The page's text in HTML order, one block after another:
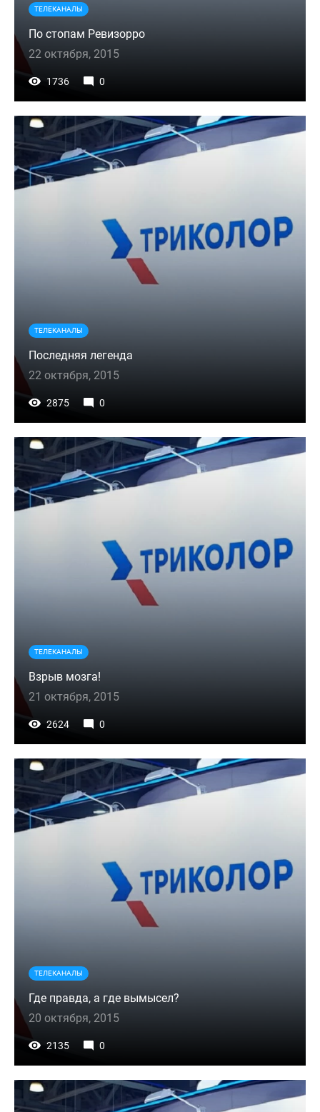
ТЕЛЕКАНАЛЫ
По стопам Ревизорро
22 октября, 2015
1736 0
ТЕЛЕКАНАЛЫ
Последняя легенда
22 октября, 2015
2875 0
ТЕЛЕКАНАЛЫ
Взрыв мозга!
21 октября, 2015
2624 0
ТЕЛЕКАНАЛЫ
Где правда, а где вымысел?
20 октября, 2015
2135 0